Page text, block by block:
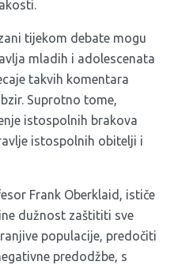
tijekom debate mogu
mladih i adolescenata
takvih komentara
Suprotno tome,
istospolnih brakova
istospolnih obitelji i
Frank Oberklaid, ističe
dužnost zaštititi sve
populacije, predočiti
predodžbe, s